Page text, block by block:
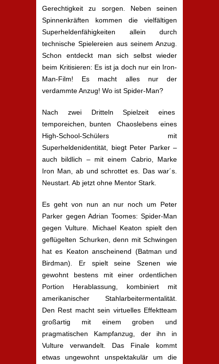
Gerechtigkeit zu sorgen. Neben seinen
Spinnenkräften kommen die vielfältigen
Superheldenfähigkeiten allein durch
technische Spielereien aus seinem Anzug.
Schon entdeckt man sich selbst wieder
beim Kritisieren: Es ist ja doch nur ein Iron-
Man-Film! Es macht alles nur der
verdammte Anzug! Wo ist Spider-Man?
Nach zwei Dritteln Spielzeit eines
temporeichen, bunten Chaoslebens eines
High-School-Schülers mit
Superheldenidentität, biegt Peter Parker –
auch bildlich – mit einem Cabrio, Marke
Iron Man, ab und schrottet es. Das war´s.
Neustart. Ab jetzt ohne Mentor Stark.
Es geht von nun an nur noch um Peter
Parker gegen Adrian Toomes: Spider-Man
gegen Vulture. Michael Keaton spielt den
geflügelten Schurken, denn mit Schwingen
hat es Keaton anscheinend (Batman und
Birdman). Er spielt seine Szenen wie
gewohnt bestens mit einer ordentlichen
Portion Herablassung, kombiniert mit
amerikanischer Stahlarbeitermentalität.
Den Rest macht sein virtuelles Effektteam
großartig mit einem groben und
pragmatischen Kampfanzug, der ihn in
Vulture verwandelt. Das Finale kommt
etwas ungewohnt unspektakulär um die